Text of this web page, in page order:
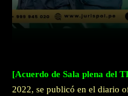
[Acuerdo de Sala plena del
2022, se publicó en el diario